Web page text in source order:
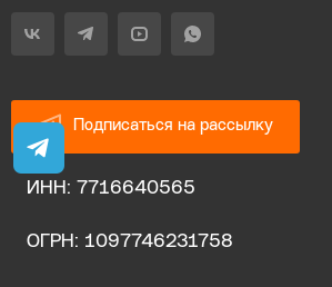
Подписаться на рассылку
ИНН: 7716640565
ОГРН: 1097746231758